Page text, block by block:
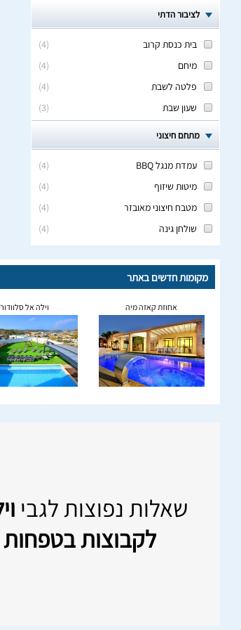
לציבור הדתי
(
4
)
בית כנסת קרוב
(
4
)
מיחם
(
4
)
פלטה לשבת
(
3
) שעון שבת
מתחם חיצוני
(
4
)
עמדת מנגל BBQ
(
4
)
מיטות שיזוף
(
4
)
מטבח חיצוני מאובזר
(
4
) שולחן גינה
מקומות חדשים באתר
אחוזת קאזה מיה וילה אל סלוודור
שאלות נפוצות לגבי
לקבוצות בטפחות